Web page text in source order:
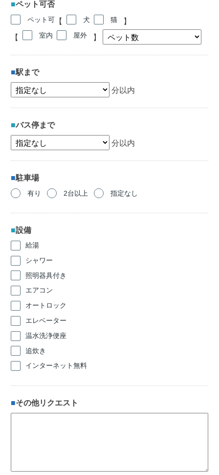
ペット可否
ペット可 【 犬 猫 】
【
室内 屋外 】
駅まで
分以内
バス停まで
分以内
駐車場
有り 2台以上 指定なし
設備
給湯
シャワー
照明器具付き
エアコン
オートロック
エレベーター
温水洗浄便座
追炊き
インターネット無料
その他リクエスト